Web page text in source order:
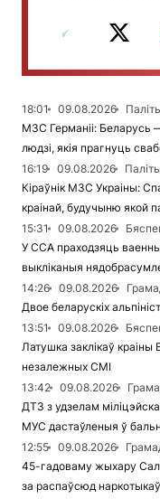
18:01 09.08.2026
МЗС Германіі:
людзі, якія прагнуць
16:19
09.08.2026
Кіраўнік МЗС Украіны:
краінай, будучыню якой
15:31
09.08.2026
У ССА праходзяць
выкліканыя
14:26
09.08.2026
Двое беларускіх
13:51
09.08.2026
Латушка заклікаў
незалежных СМІ
13:42
09.08.2026
ДТЗ з удзелам
МУС дастаўленыя ў
12:55
09.08.2026
45-гадоваму жыхару
за распаўсюд наркотыкаў